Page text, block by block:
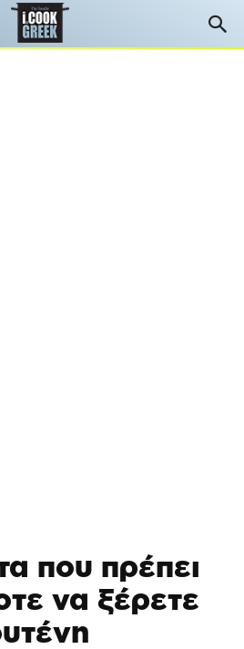
που πρέπει
να ξέρετε